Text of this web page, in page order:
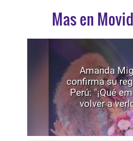
Mas en
Amanda
confirma su
Perú: "¡Qué
volver a